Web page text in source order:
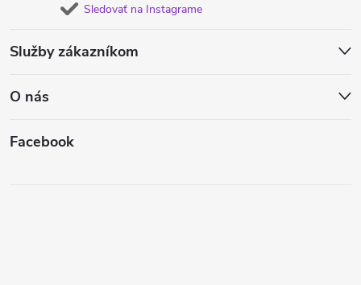
Sledovať na Instagrame
Služby zákazníkom
O nás
Facebook